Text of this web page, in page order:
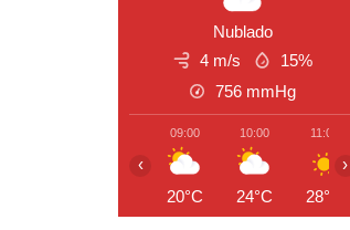
Nublado
4 m/s
15%
756 mmHg
09:00
20°C
10:00
24°C
11:00
28°C
‹ ›